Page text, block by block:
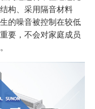
构、采用隔音材料
的噪音被控制在较低
要，不会对家庭成员